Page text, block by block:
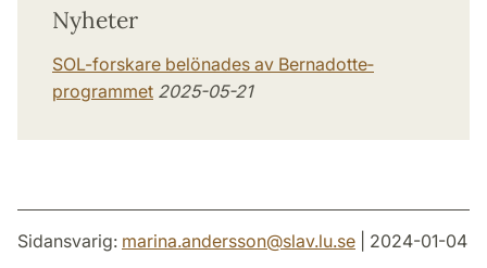
Nyheter
SOL-forskare belönades av Bernadotte­
programmet 2025-05-21
Sidansvarig: marina.andersson@slav.lu.se | 2024-01-04